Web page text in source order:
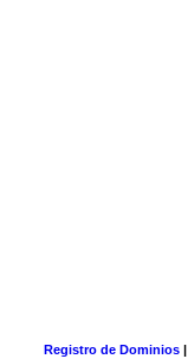
Registro de Dominios|